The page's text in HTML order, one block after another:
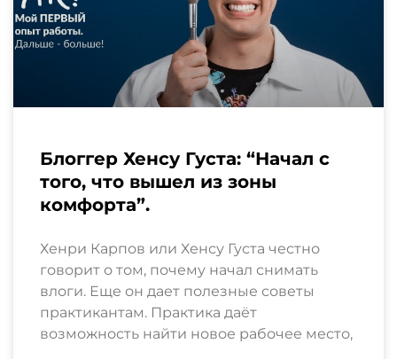
Блоггер Хенсу Густа: “Начал с
того, что вышел из зоны
комфорта”.
Хенри Карпов или Хенсу Густа честно
говорит о том, почему начал снимать
влоги. Еще он дает полезные советы
практикантам. Практика даёт
возможность найти новое рабочее место,